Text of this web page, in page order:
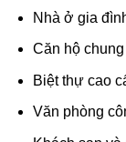
Nhà ở gia
Căn hộ
Biệt thự cao
Văn phòng